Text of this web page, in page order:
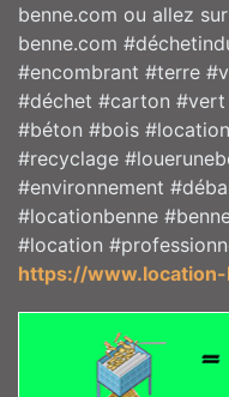
benne.com ou allez
benne.com
#encombrant #terre
#déchet #carton
#béton #bois
#recyclage
#environnement
#locationbenne
#location
https://